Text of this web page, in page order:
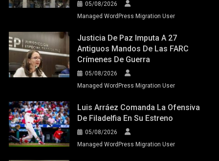
05/08/2026
Managed WordPress Migration User
Justicia De Paz Imputa A 27
Antiguos Mandos De Las FARC
Crímenes De Guerra
05/08/2026
Managed WordPress Migration User
Luis Arráez Comanda La Ofensiva
De Filadelfia En Su Estreno
05/08/2026
Managed WordPress Migration User